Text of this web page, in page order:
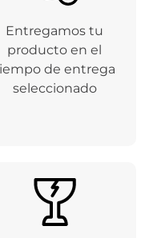
Entregamos tu
producto en el
de entrega
seleccionado